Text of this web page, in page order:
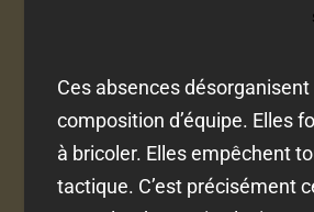
Ces absences désorganisent
composition d’équipe. Elles
à bricoler. Elles empêchent
tactique. C’est précisément